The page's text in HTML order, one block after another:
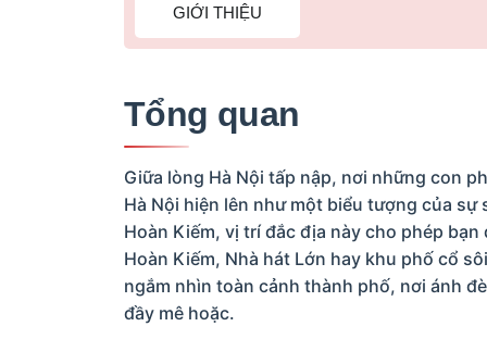
GIỚI THIỆU
Tổng quan
Giữa lòng Hà Nội tấp nập, nơi những con
Hà Nội hiện lên như một biểu tượng của
Hoàn Kiếm, vị trí đắc địa này cho phép
Hoàn Kiếm, Nhà hát Lớn hay khu phố cổ
ngắm nhìn toàn cảnh thành phố, nơi ánh
đầy mê hoặc.